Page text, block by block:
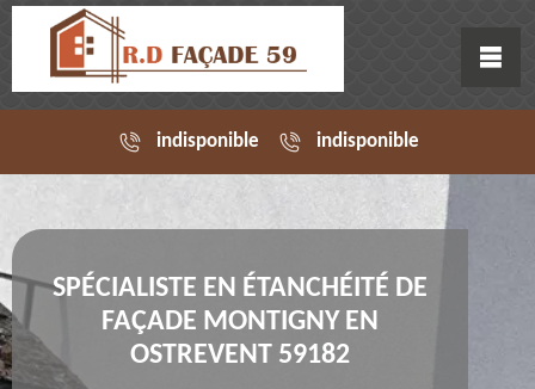
indisponible indisponible
SPÉCIALISTE EN ÉTANCHÉITÉ DE
FAÇADE MONTIGNY EN
OSTREVENT 59182